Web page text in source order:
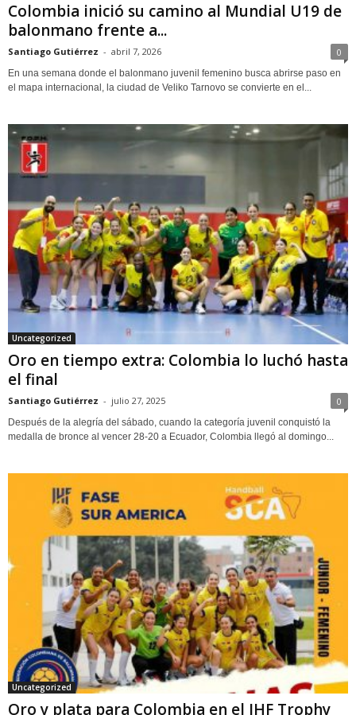
Colombia inició su camino al Mundial U19 de
balonmano frente a...
Santiago Gutiérrez - abril 7, 2026 0
En una semana donde el balonmano juvenil femenino busca abrirse paso en
el mapa internacional, la ciudad de Veliko Tarnovo se convierte en el...
Uncategorized
Oro en tiempo extra: Colombia lo luchó hasta
el final
Santiago Gutiérrez - julio 27, 2025 0
Después de la alegría del sábado, cuando la categoría juvenil conquistó la
medalla de bronce al vencer 28-20 a Ecuador, Colombia llegó al domingo...
Uncategorized
Oro y plata para Colombia en el IHF Trophy